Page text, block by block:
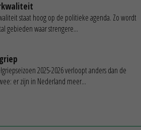
staat hoog op de politieke agenda. Zo wordt
gebieden waar strengere...
2025-2026 verloopt anders dan de
er zijn in Nederland meer...